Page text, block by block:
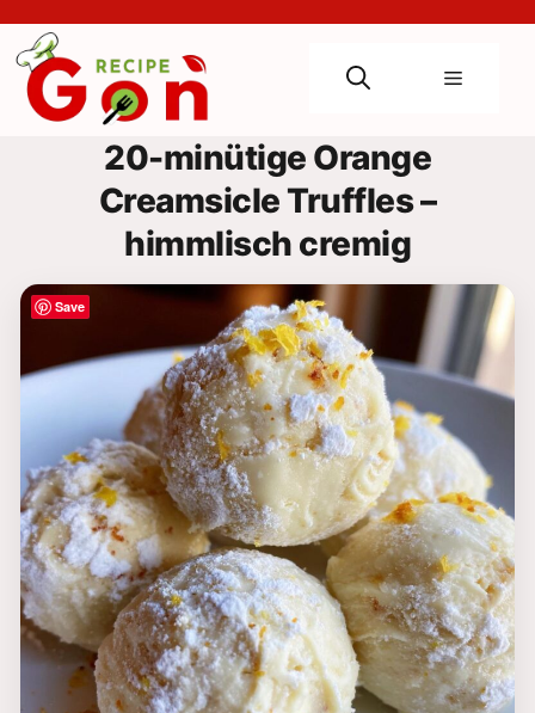
content
Menu
20-minütige Orange
Creamsicle Truffles –
himmlisch cremig
Save